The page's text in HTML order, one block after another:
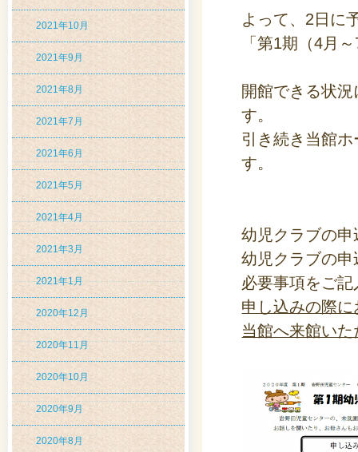
2021年10月
2021年9月
2021年8月
2021年7月
2021年6月
2021年5月
2021年4月
2021年3月
2021年1月
2020年12月
2020年11月
2020年10月
2020年9月
2020年8月
よって、2日に
「第1期（4月
開館できる状
す。
引き続き当館
す。
幼児クラブの
幼児クラブの
必要事項をご
申し込みの際
当館へ来館い